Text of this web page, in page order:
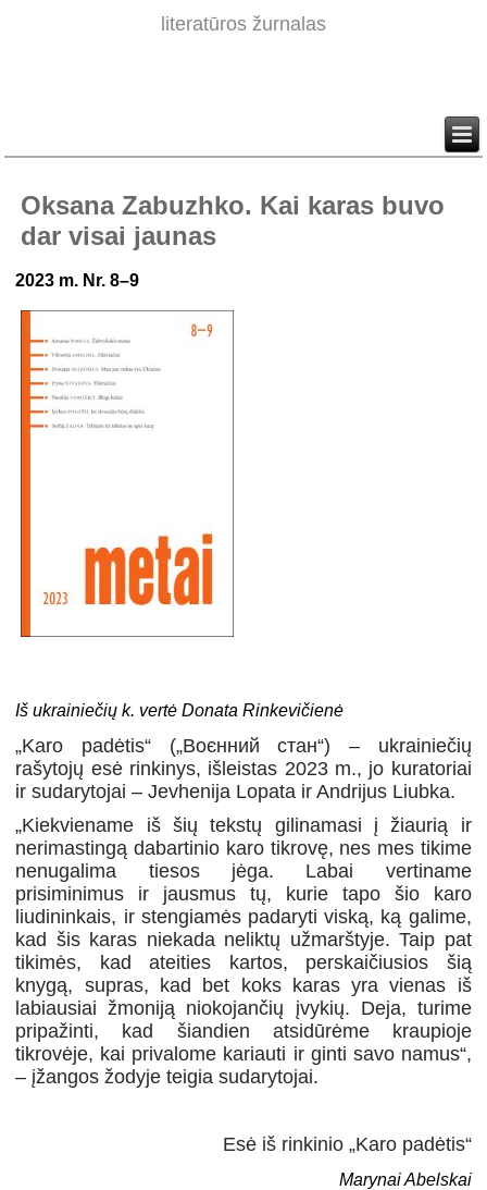
literatūros žurnalas
Oksana Zabuzhko. Kai karas buvo
dar visai jaunas
2023 m. Nr. 8–9
Iš ukrainiečių k. vertė Donata Rinkevičienė
„Karo padėtis“ („Воєнний стан“) – ukrainiečių
rašytojų esė rinkinys, išleistas 2023 m., jo kuratoriai
ir sudarytojai – Jevhenija Lopata ir Andrijus Liubka.
„Kiekviename iš šių tekstų gilinamasi į žiaurią ir
nerimastingą dabartinio karo tikrovę, nes mes tikime
nenugalima tiesos jėga. Labai vertiname
prisiminimus ir jausmus tų, kurie tapo šio karo
liudininkais, ir stengiamės padaryti viską, ką galime,
kad šis karas niekada neliktų užmarštyje. Taip pat
tikimės, kad ateities kartos, perskaičiusios šią
knygą, supras, kad bet koks karas yra vienas iš
labiausiai žmoniją niokojančių įvykių. Deja, turime
pripažinti, kad šiandien atsidūrėme kraupioje
tikrovėje, kai privalome kariauti ir ginti savo namus“,
– įžangos žodyje teigia sudarytojai.
Esė iš rinkinio „Karo padėtis“
Marynai Abelskai